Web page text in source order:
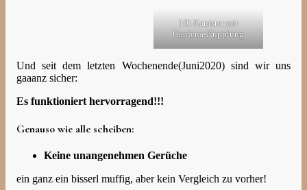
10l Kanister mit
Gardena-Kupplung
Und seit dem letzten Wochenende(Juni2020) sind wir uns
gaaanz sicher:
Es funktioniert hervorragend!!!
Genauso wie alle scheiben:
Keine unangenehmen Gerüche
ein ganz ein bisserl muffig, aber kein Vergleich zu vorher!